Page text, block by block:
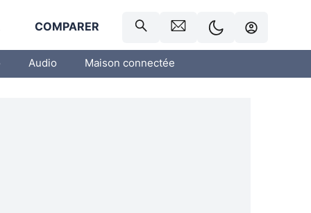
COMPARER
Audio Maison connectée